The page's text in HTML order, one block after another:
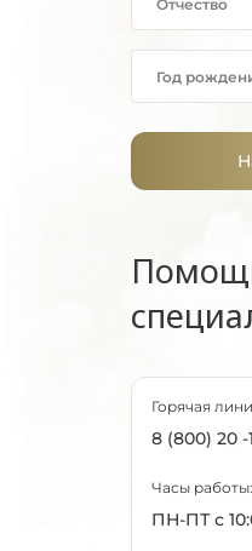
Горячая
8 (800) 20 -
Часы работы:
ПН-ПТ с